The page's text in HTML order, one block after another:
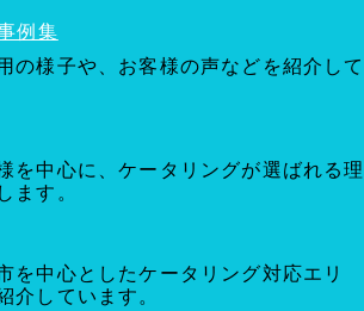
例集
の様子や、お客様の声などを紹介して
を中心に、ケータリングが選ばれる理
ます。
を中心としたケータリング対応エリ
介しています。